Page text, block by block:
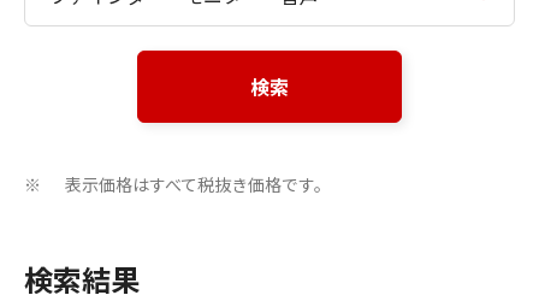
検索
※ 表示価格はすべて税抜き価格です。
検索結果